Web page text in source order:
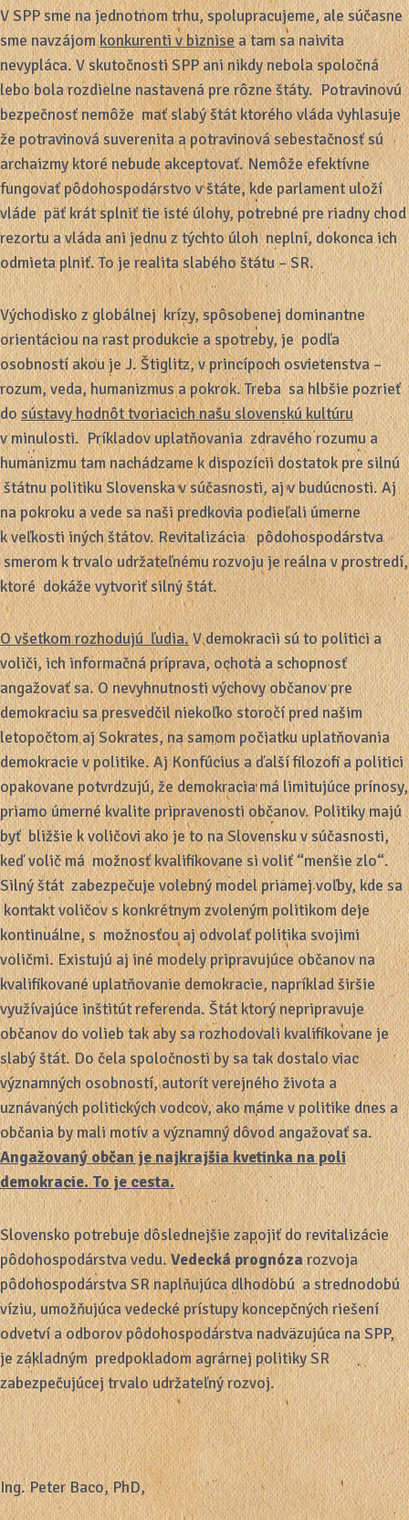
V SPP sme na jednotnom trhu, spolupracujeme, ale súčasne
sme navzájomkonkurenti v biznisea tam sa naivita
nevypláca. V skutočnosti SPP ani nikdy nebola spoločná
lebo bola rozdielne nastavená pre rôzne štáty. Potravinovú
bezpečnosť nemôže mať slabý štát ktorého vláda vyhlasuje
že potravinová suverenita a potravinová sebestačnosť sú
archaizmy ktoré nebude akceptovať. Nemôže efektívne
fungovať pôdohospodárstvo v štáte, kde parlament uloží
vláde päť krát splniť tie isté úlohy, potrebné pre riadny chod
rezortu a vláda ani jednu z týchto úloh neplní, dokonca ich
odmieta plniť. To je realita slabého štátu – SR.
Východisko z globálnej krízy, spôsobenej dominantne
orientáciou na rast produkcie a spotreby, je podľa
osobností akou je J. Štiglitz, v princípoch osvietenstva –
rozum, veda, humanizmus a pokrok. Treba sa hlbšie pozrieť
dosústavy hodnôt tvoriacich našu slovenskú kultúru
v minulosti. Príkladov uplatňovania zdravého rozumu a
humanizmu tam nachádzame k dispozícii dostatok pre silnú
štátnu politiku Slovenska v súčasnosti, aj v budúcnosti. Aj
na pokroku a vede sa naši predkovia podieľali úmerne
k veľkosti iných štátov. Revitalizácia pôdohospodárstva
smerom k trvalo udržateľnému rozvoju je reálna v prostredí,
ktoré dokáže vytvoriť silný štát.
O všetkom rozhodujú ľudia.V demokracii sú to politici a
voliči, ich informačná príprava, ochota a schopnosť
angažovať sa. O nevyhnutnosti výchovy občanov pre
demokraciu sa presvedčil niekoľko storočí pred našim
letopočtom aj Sokrates, na samom počiatku uplatňovania
demokracie v politike. Aj Konfúcius a ďalší filozofi a politici
opakovane potvrdzujú, že demokracia má limitujúce prínosy,
priamo úmerné kvalite pripravenosti občanov. Politiky majú
byť bližšie k voličovi ako je to na Slovensku v súčasnosti,
keď volič má možnosť kvalifikovane si voliť “menšie zlo“.
Silný štát zabezpečuje volebný model priamej voľby, kde sa
kontakt voličov s konkrétnym zvoleným politikom deje
kontinuálne, s možnosťou aj odvolať politika svojimi
voličmi. Existujú aj iné modely pripravujúce občanov na
kvalifikované uplatňovanie demokracie, napríklad širšie
využívajúce inštitút referenda. Štát ktorý nepripravuje
občanov do volieb tak aby sa rozhodovali kvalifikovane je
slabý štát. Do čela spoločnosti by sa tak dostalo viac
významných osobností, autorít verejného života a
uznávaných politických vodcov, ako máme v politike dnes a
občania by mali motív a významný dôvod angažovať sa.
Angažovaný občan je najkrajšia kvetinka na poli
demokracie. To je cesta.
Slovensko potrebuje dôslednejšie zapojiť do revitalizácie
pôdohospodárstva vedu.Vedecká prognózarozvoja
pôdohospodárstva SR naplňujúca dlhodobú a strednodobú
víziu, umožňujúca vedecké prístupy koncepčných riešení
odvetví a odborov pôdohospodárstva nadväzujúca na SPP,
je základným predpokladom agrárnej politiky SR
zabezpečujúcej trvalo udržateľný rozvoj.
Ing. Peter Baco, PhD,